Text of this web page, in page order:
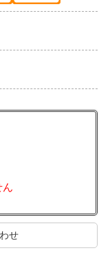
ん
せ